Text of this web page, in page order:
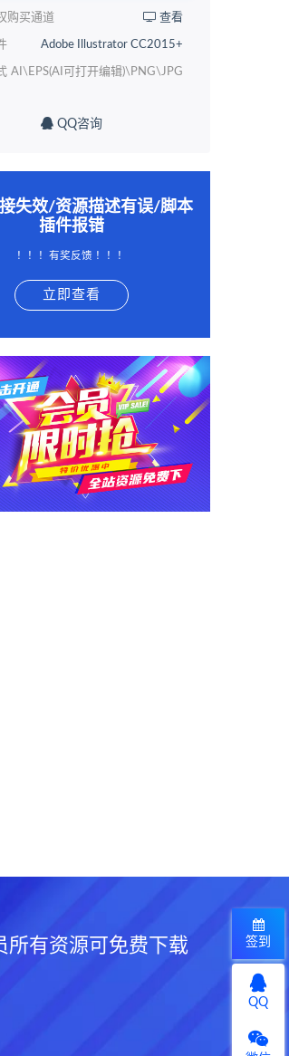
购买通道 查看
Adobe Illustrator CC2015+
AI\EPS(AI可打开编辑)\PNG\JPG
QQ咨询
接失效/资源描述有误/脚本
插件报错
！！！有奖反馈 ！！！
立即查看
所有资源可免费下载 签到
QQ